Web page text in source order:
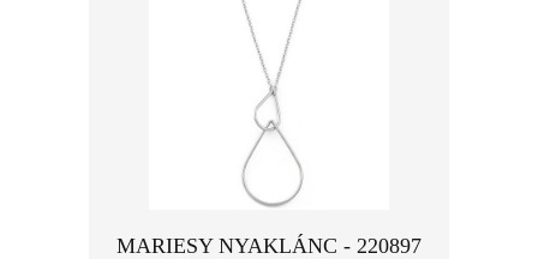
MARIESY NYAKLÁNC - 220897